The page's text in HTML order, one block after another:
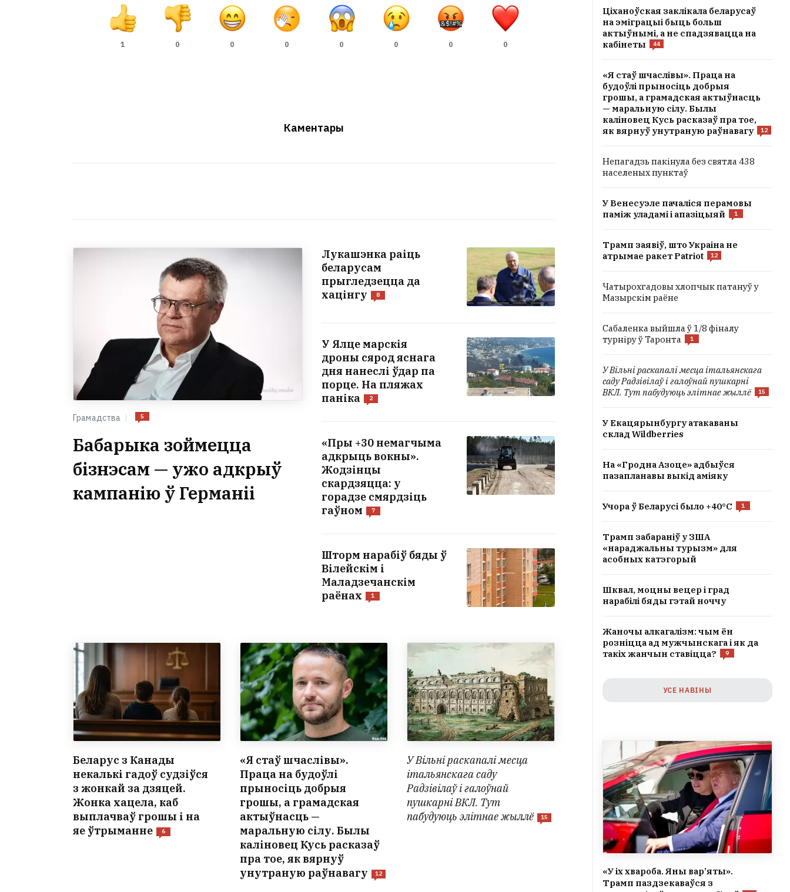
1 0 0 0 0 0 0 0
Каментары
Грамадства 5
Бабарыка зоймецца
бізнэсам — ужо адкрыў
кампанію ў Германіі
Лукашэнка раіць
беларусам
прыгледзецца да
хацінгу
8
У Ялце марскія
дроны сярод яснага
дня нанеслі ўдар па
порце. На пляжах
паніка
2
«Пры +30 немагчыма
адкрыць вокны».
Жодзінцы
скардзяцца: у
горадзе смярдзіць
гаўном
7
Шторм нарабіў бяды ў
Вілейскім і
Маладзечанскім
раёнах
1
Беларус з Канады
некалькі гадоў судзіўся
з жонкай за дзяцей.
Жонка хацела, каб
выплачваў грошы і на
яе ўтрыманне
6
«Я стаў шчаслівы».
Праца на будоўлі
прыносіць добрыя
грошы, а грамадская
актыўнасць —
маральную сілу. Былы
каліновец Кусь расказаў
пра тое, як вярнуў
унутраную раўнавагу
12
У Вільні раскапалі месца
італьянскага саду
Радзівілаў і галоўнай
пушкарні ВКЛ. Тут
пабудуюць элітнае жыллё
15
Ціханоўская заклікала беларусаў
на эміграцыі быць больш
актыўнымі, а не спадзявацца на
кабінеты
44
«Я стаў шчаслівы». Праца на
будоўлі прыносіць добрыя
грошы, а грамадская актыўнасць
— маральную сілу. Былы
каліновец Кусь расказаў пра тое,
як вярнуў унутраную раўнавагу
12
Непагадзь пакінула без святла 438
населеных пунктаў
У Венесуэле пачаліся перамовы
паміж уладамі і апазіцыяй
1
Трамп заявіў, што Украіна не
атрымае ракет Patriot
12
Чатырохгадовы хлопчык патануў у
Мазырскім раёне
Сабаленка выйшла ў 1/8 фіналу
турніру ў Таронта
1
У Вільні раскапалі месца італьянскага
саду Радзівілаў і галоўнай пушкарні
ВКЛ. Тут пабудуюць элітнае жыллё
15
У Екацярынбургу атакаваны
склад Wildberries
На «Гродна Азоце» адбыўся
пазапланавы выкід аміяку
Учора ў Беларусі было +40°C 1
Трамп забараніў у ЗША
«нараджальны турызм» для
асобных катэгорый
Шквал, моцны вецер і град
нарабілі бяды гэтай ноччу
Жаночы алкагалізм: чым ён
розніцца ад мужчынскага і як да
такіх жанчын ставіцца?
9
УСЕ НАВІНЫ
«У іх хвароба. Яны вар’яты».
Трамп паздзекаваўся з